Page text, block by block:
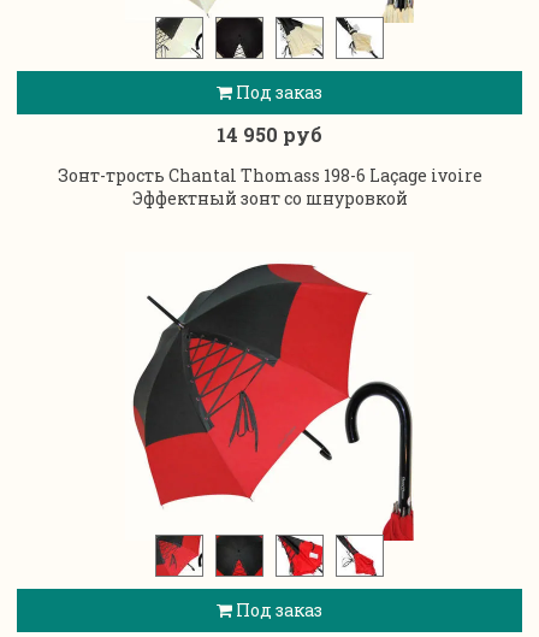
Под заказ
14 950 руб
Зонт-трость Chantal Thomass 198-6 Laçage ivoire
Эффектный зонт со шнуровкой
Под заказ